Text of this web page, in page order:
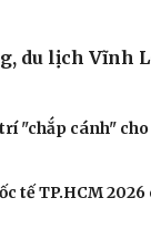
tỷ USD,
trách nhiệm để